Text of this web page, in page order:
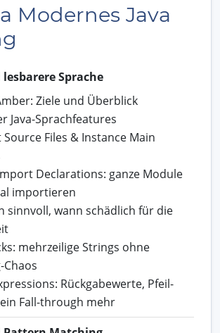
Modernes Java
Sprache
Ziele und Überblick
Java-Sprachfeatures
Source Files & Instance Main
Declarations: ganze Module
importieren
sinnvoll, wann schädlich für die
mehrzeilige Strings ohne
Chaos
Rückgabewerte, Pfeil-
Fall-through mehr